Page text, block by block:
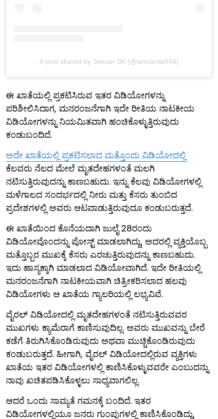
A post shared by Simran SK (@simransk944)
ಈ ಖಾತೆಯಲ್ಲಿ ಪ್ರಕಟಿಸಿರುವ ಇತರ ವಿಡಿಯೋಗಳನ್ನು
ಪರಿಶೀಲಿಸಿದಾಗ, ಮನರಂಜನೆಗಾಗಿ ಇದೇ ರೀತಿಯ ನಾಟಕೀಯ
ವಿಡಿಯೋಗಳನ್ನು ನಿಯಮಿತವಾಗಿ ಹಂಚಿಕೊಳ್ಳುತ್ತಿರುವುದು
ಕಂಡುಬಂದಿದೆ.
ಅದೇ ಖಾತೆಯಲ್ಲಿ ಪ್ರಕಟಿಸಲಾದ ಮತ್ತೊಂದು ವಿಡಿಯೋದಲ್ಲಿ
ಕೆಲವರು ನೆಲದ ಮೇಲೆ ಮೃತದೇಹಗಳಂತೆ ಮಲಗಿ
ನಟಿಸುತ್ತಿರುವುದನ್ನು ಕಾಣಬಹುದು. ಇನ್ನು ಕೆಲವು ವಿಡಿಯೋಗಳಲ್ಲಿ
ಮಳೆಗಾಲದ ಸಂದರ್ಭದಲ್ಲಿ ನೀರು ಮತ್ತು ಕೆಸರು ತುಂಬಿದ
ಪ್ರದೇಶಗಳಲ್ಲಿ ಅವರು ಆಟವಾಡುತ್ತಿರುವುದೂ ಕಂಡುಬರುತ್ತದೆ.
ಈ ಖಾತೆಯಿಂದ ಕೊನೆಯದಾಗಿ ಜುಲೈ 28ರಂದು
ವಿಡಿಯೋವೊಂದನ್ನು ಪೋಸ್ಟ್ ಮಾಡಲಾಗಿದ್ದು, ಅದರಲ್ಲಿ ವ್ಯಕ್ತಿಯೊಬ್ಬ
ಮತ್ತೊಬ್ಬರ ಮುಖಕ್ಕೆ ಕೆಸರು ಎರಚುತ್ತಿರುವುದನ್ನು ಕಾಣಬಹುದು.
ಇದು ಹಾಸ್ಯಕ್ಕಾಗಿ ಮಾಡಲಾದ ವಿಡಿಯೋವಾಗಿದೆ. ಇದೇ ರೀತಿಯಲ್ಲಿ
ಮನರಂಜನೆಗಾಗಿ ನಾಟಕೀಯವಾಗಿ ಚಿತ್ರೀಕರಿಸಲಾದ ಹಲವು
ವಿಡಿಯೋಗಳು ಆ ಖಾತೆಯ ಗ್ಯಾಲರಿಯಲ್ಲಿ ಲಭ್ಯವಿವೆ.
ವೈರಲ್ ವಿಡಿಯೋದಲ್ಲಿ ಮೃತದೇಹಗಳಂತೆ ನಟಿಸುತ್ತಿರುವವರ
ಮುಖಗಳು ಕ್ಯಾಮೆರಾಗೆ ಕಾಣಿಸುವುದಿಲ್ಲ. ಅವರು ಮುಖವನ್ನು ಬೇರೆ
ಕಡೆಗೆ ತಿರುಗಿಸಿಕೊಂಡಿರುವುದು ಅಥವಾ ಮುಚ್ಚಿಕೊಂಡಿರುವುದು
ಕಂಡುಬರುತ್ತದೆ. ಹೀಗಾಗಿ, ವೈರಲ್ ವಿಡಿಯೋದಲ್ಲಿರುವ ವ್ಯಕ್ತಿಗಳು
ಖಾತೆಯ ಇತರ ವಿಡಿಯೋಗಳಲ್ಲಿ ಕಾಣಿಸಿಕೊಳ್ಳುವವರೇ ಎಂಬುದನ್ನು
ನಾವು ಖಚಿತಪಡಿಸಿಕೊಳ್ಳಲು ಸಾಧ್ಯವಾಗಲಿಲ್ಲ.
ಆದರೆ ಒಂದು ಸಾಮ್ಯತೆ ಗಮನಕ್ಕೆ ಬಂದಿದೆ. ಇತರ
ವಿಡಿಯೋಗಳಲ್ಲಿಯೂ ಜನರು ಗುಂಪುಗಳಲ್ಲಿ ಕಾಣಿಸಿಕೊಂಡಿದ್ದು,